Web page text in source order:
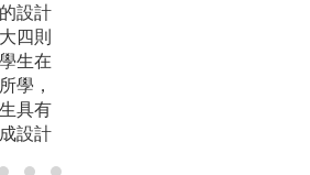
設計
四則
生在
學，
具有
設計